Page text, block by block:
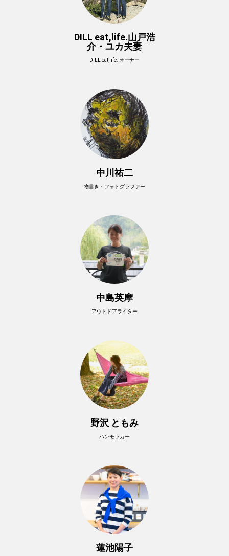
DILL eat,life.山戸浩
介・ユカ夫妻
DILL eat,life. オーナー
中川祐二
物書き・フォトグラファー
中島英摩
アウトドアライター
野沢 ともみ
ハンモッカー
蓮池陽子